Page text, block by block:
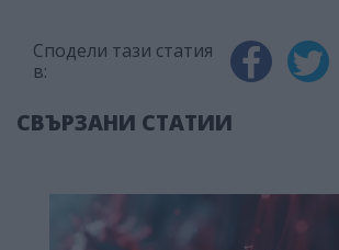
Сподели тази статия
в:
СВЪРЗАНИ СТАТИИ